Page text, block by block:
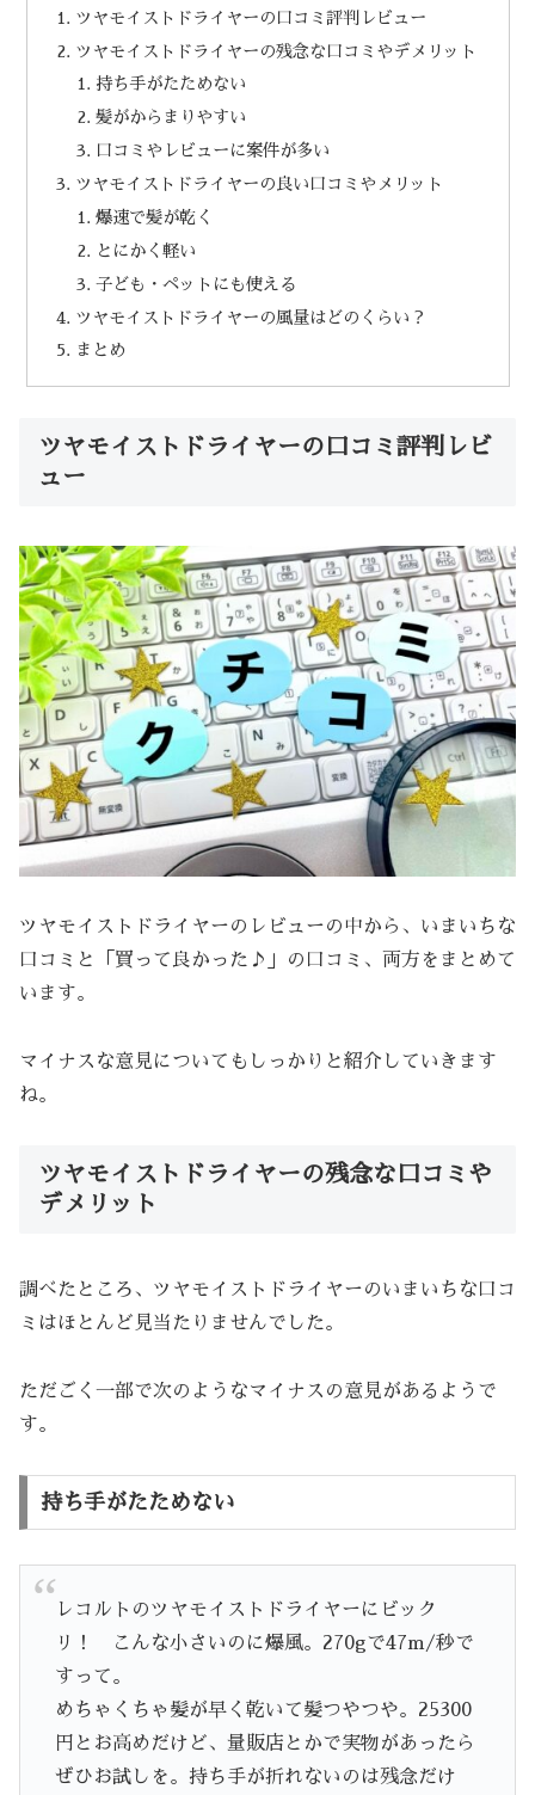
ツヤモイストドライヤーの口コミ評判レビュー
ツヤモイストドライヤーの残念な口コミやデメリット
持ち手がたためない
髪がからまりやすい
口コミやレビューに案件が多い
ツヤモイストドライヤーの良い口コミやメリット
爆速で髪が乾く
とにかく軽い
子ども・ペットにも使える
ツヤモイストドライヤーの風量はどのくらい？
まとめ
ツヤモイストドライヤーの口コミ評判レビ
ュー
ツヤモイストドライヤーのレビューの中から、いまいちな
口コミと「買って良かった♪」の口コミ、両方をまとめて
います。
マイナスな意見についてもしっかりと紹介していきます
ね。
ツヤモイストドライヤーの残念な口コミや
デメリット
調べたところ、ツヤモイストドライヤーのいまいちな口コ
ミはほとんど見当たりませんでした。
ただごく一部で次のようなマイナスの意見があるようで
す。
持ち手がたためない
レコルトのツヤモイストドライヤーにビック
リ！ こんな小さいのに爆風。270gで47m/秒で
すって。
めちゃくちゃ髪が早く乾いて髪つやつや。25300
円とお高めだけど、量販店とかで実物があったら
ぜひお試しを。持ち手が折れないのは残念だけ